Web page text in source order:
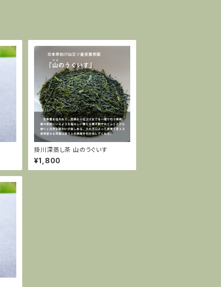
掛川深蒸し茶 山のうぐいす
¥1,800